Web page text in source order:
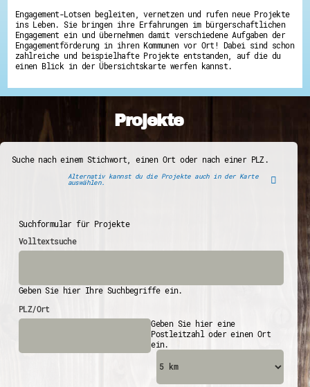
Engagement-Lotsen begleiten, vernetzen und rufen neue Projekte
ins Leben. Sie bringen ihre Erfahrungen im bürgerschaftlichen
Engagement ein und übernehmen damit verschiedene Aufgaben der
Engagementförderung in ihren Kommunen vor Ort! Dabei sind schon
zahlreiche und beispielhafte Projekte entstanden, auf die du
einen Blick in der Übersichtskarte werfen kannst.
Projekte
Suche nach einem Stichwort, einen Ort oder nach einer PLZ.
Alternativ kannst du die Projekte auch in der Karte
auswählen.
Suchformular für Projekte
Volltextsuche
Geben Sie hier Ihre Suchbegriffe ein.
PLZ/Ort
Geben Sie hier eine
Postleitzahl oder einen Ort
ein.